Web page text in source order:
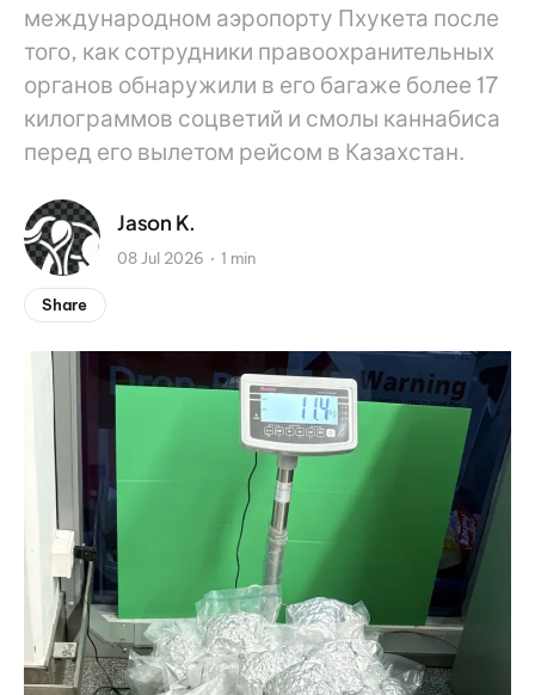
международном аэропорту Пхукета после
того, как сотрудники правоохранительных
органов обнаружили в его багаже более 17
килограммов соцветий и смолы каннабиса
перед его вылетом рейсом в Казахстан.
Jason K.
08 Jul 2026 1 min
Share